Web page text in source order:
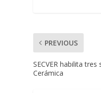
PREVIOUS
SECVER habilita
Cerámica